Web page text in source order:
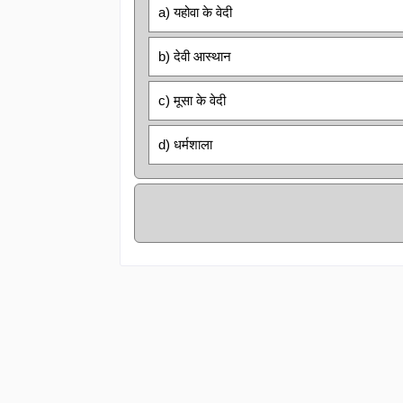
a) यहोवा के वेदी
b) देवी आस्थान
c) मूसा के वेदी
d) धर्मशाला